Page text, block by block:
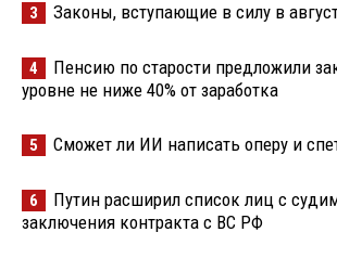
3 Законы, вступающие в силу в
4
Пенсию по старости предложили
уровне не ниже 40% от заработка
5 Сможет ли ИИ написать оперу и
6
Путин расширил список лиц с
заключения контракта с ВС РФ